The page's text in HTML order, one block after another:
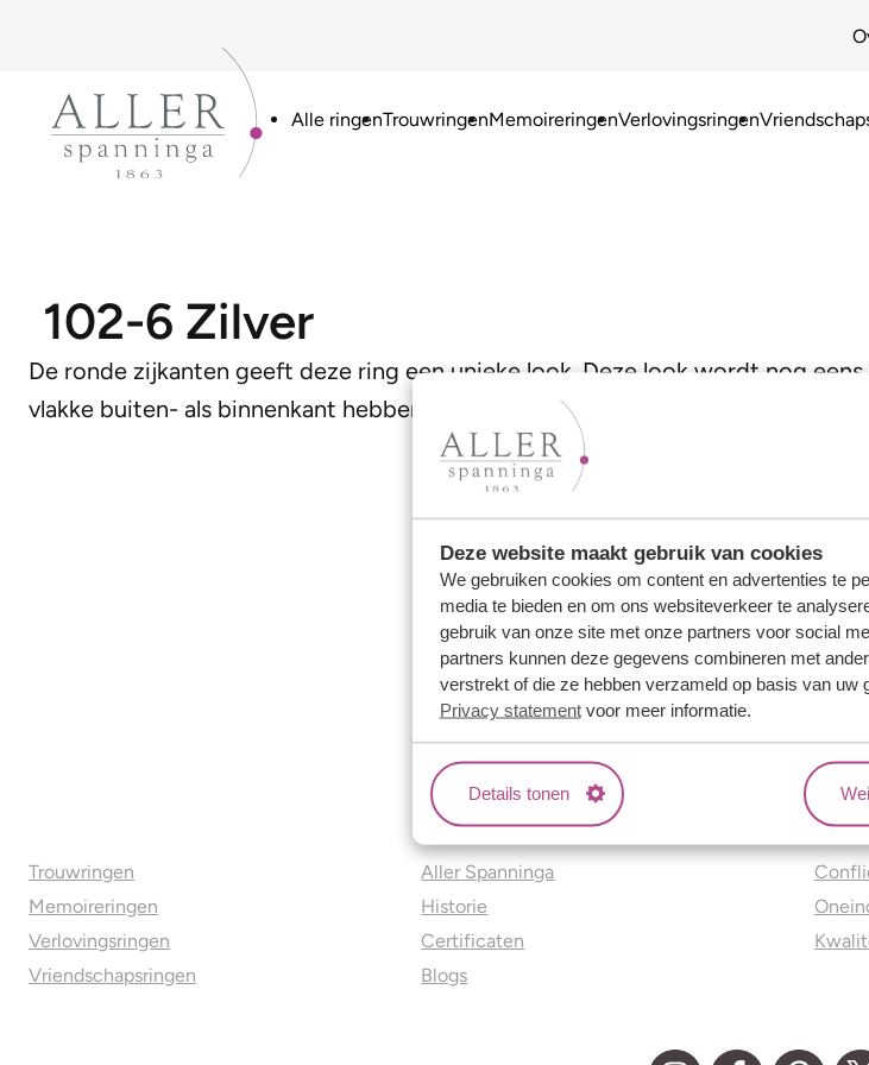
Deze website maakt gebruik van cookies
We gebruiken cookies om content en advertenties te
media te bieden en om ons websiteverkeer te
gebruik van onze site met onze partners voor social
partners kunnen deze gegevens combineren met
verstrekt of die ze hebben verzameld op basis van uw
Privacy statementvoor meer informatie.
Details tonen
Alle ringenTrouwringenMemoireringenVerlovingsringen
102-6 Zilver
De ronde zijkanten geeft deze ring een unieke look. Deze look wordt nog
vlakke buiten- als binnenkant hebben voorzien. Zo krijg je een waar juweeltje!
Trouwringen
Memoireringen
Verlovingsringen
Vriendschapsringen
Over ons
Aller Spanninga
Historie
Certificaten
Blogs